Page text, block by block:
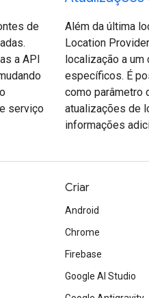
de
a API
serviço
Além da última
Location
localização a um
específicos. É
como parâmetro
atualizações de
informações
Criar
Android
Chrome
Firebase
Google AI Studio